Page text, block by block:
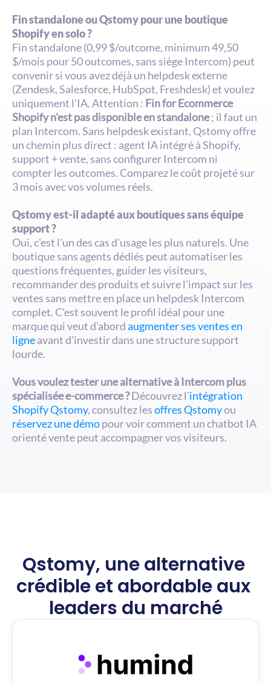
Fin standalone ou Qstomy pour une boutique
Shopify en solo ?
Fin standalone (0,99 $/outcome, minimum 49,50
$/mois pour 50 outcomes, sans siège Intercom) peut
convenir si vous avez déjà un helpdesk externe
(Zendesk, Salesforce, HubSpot, Freshdesk) et voulez
uniquement l'IA. Attention : Fin for Ecommerce
Shopify n'est pas disponible en standalone ; il faut un
plan Intercom. Sans helpdesk existant, Qstomy offre
un chemin plus direct : agent IA intégré à Shopify,
support + vente, sans configurer Intercom ni
compter les outcomes. Comparez le coût projeté sur
3 mois avec vos volumes réels.
Qstomy est-il adapté aux boutiques sans équipe
support ?
Oui, c'est l'un des cas d'usage les plus naturels. Une
boutique sans agents dédiés peut automatiser les
questions fréquentes, guider les visiteurs,
recommander des produits et suivre l'impact sur les
ventes sans mettre en place un helpdesk Intercom
complet. C'est souvent le profil idéal pour une
marque qui veut d'abord augmenter ses ventes en
ligne avant d'investir dans une structure support
lourde.
Vous voulez tester une alternative à Intercom plus
spécialisée e-commerce ? Découvrez l'intégration
Shopify Qstomy, consultez les offres Qstomy
réservez une démo pour voir comment un chatbot IA
orienté vente peut accompagner vos visiteurs.
Qstomy, une alternative
crédible et abordable aux
leaders du marché